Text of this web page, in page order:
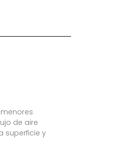
de aire
superficie y